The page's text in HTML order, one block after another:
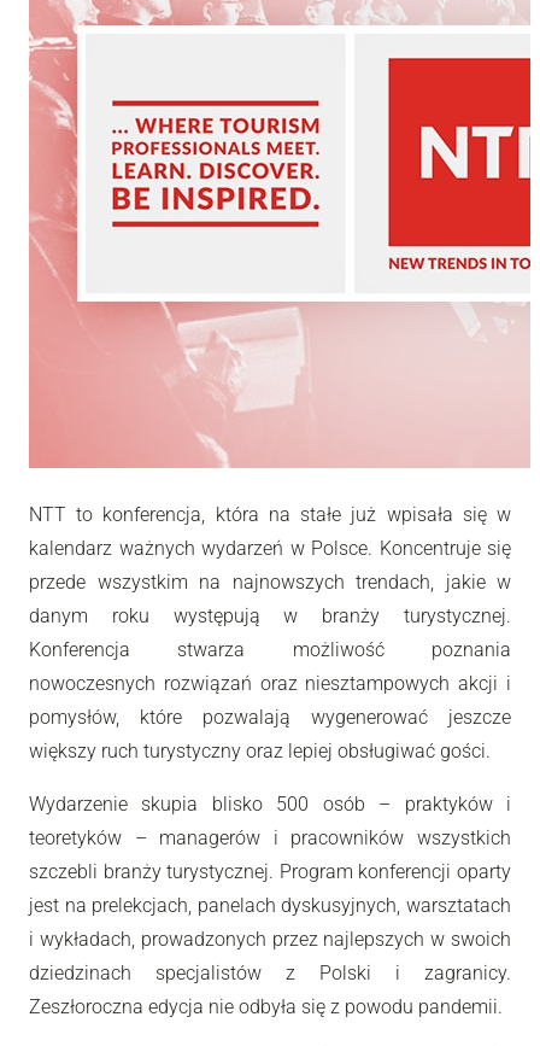
NTT to konferencja, która na stałe już wpisała się w
kalendarz ważnych wydarzeń w Polsce. Koncentruje się
przede wszystkim na najnowszych trendach, jakie w
danym roku występują w branży turystycznej.
Konferencja stwarza możliwość poznania
nowoczesnych rozwiązań oraz niesztampowych akcji i
pomysłów, które pozwalają wygenerować jeszcze
większy ruch turystyczny oraz lepiej obsługiwać gości.
Wydarzenie skupia blisko 500 osób – praktyków i
teoretyków – managerów i pracowników wszystkich
szczebli branży turystycznej. Program konferencji oparty
jest na prelekcjach, panelach dyskusyjnych, warsztatach
i wykładach, prowadzonych przez najlepszych w swoich
dziedzinach specjalistów z Polski i zagranicy.
Zeszłoroczna edycja nie odbyła się z powodu pandemii.